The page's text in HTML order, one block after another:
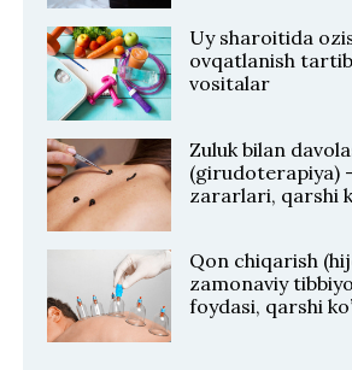
Uy sharoitida
ovqatlanish
vositalar
Zuluk bilan
(girudoterapiya)
zararlari, qarshi
Qon chiqarish
zamonaviy
foydasi, qarshi